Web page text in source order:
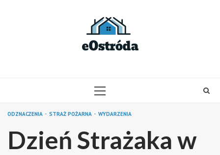
PRIMARY
ODZNACZENIA STRAŻ POŻARNA WYDARZENIA
Dzień Strażaka w